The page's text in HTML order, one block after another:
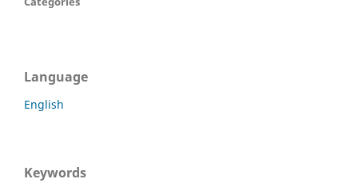
Language
English
Keywords